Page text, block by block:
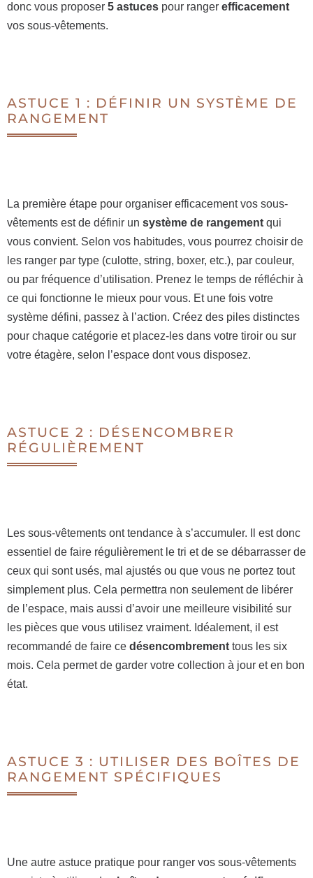
donc vous proposer 5 astuces pour ranger efficacement
vos sous-vêtements.
ASTUCE 1 : DÉFINIR UN SYSTÈME DE
RANGEMENT
La première étape pour organiser efficacement vos sous-
vêtements est de définir un système de rangement qui
vous convient. Selon vos habitudes, vous pourrez choisir de
les ranger par type (culotte, string, boxer, etc.), par couleur,
ou par fréquence d’utilisation. Prenez le temps de réfléchir à
ce qui fonctionne le mieux pour vous. Et une fois votre
système défini, passez à l’action. Créez des piles distinctes
pour chaque catégorie et placez-les dans votre tiroir ou sur
votre étagère, selon l’espace dont vous disposez.
ASTUCE 2 : DÉSENCOMBRER
RÉGULIÈREMENT
Les sous-vêtements ont tendance à s’accumuler. Il est donc
essentiel de faire régulièrement le tri et de se débarrasser de
ceux qui sont usés, mal ajustés ou que vous ne portez tout
simplement plus. Cela permettra non seulement de libérer
de l’espace, mais aussi d’avoir une meilleure visibilité sur
les pièces que vous utilisez vraiment. Idéalement, il est
recommandé de faire ce désencombrement tous les six
mois. Cela permet de garder votre collection à jour et en bon
état.
ASTUCE 3 : UTILISER DES BOÎTES DE
RANGEMENT SPÉCIFIQUES
Une autre astuce pratique pour ranger vos sous-vêtements